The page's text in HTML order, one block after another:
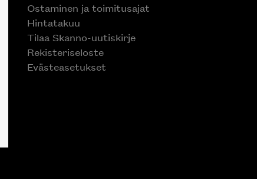
Ostaminen ja toimitusajat
Hintatakuu
Tilaa Skanno-uutiskirje
Rekisteriseloste
Evästeasetukset